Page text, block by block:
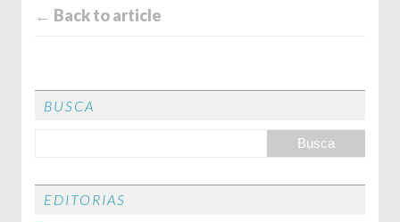
← Back to article
BUSCA
EDITORIAS